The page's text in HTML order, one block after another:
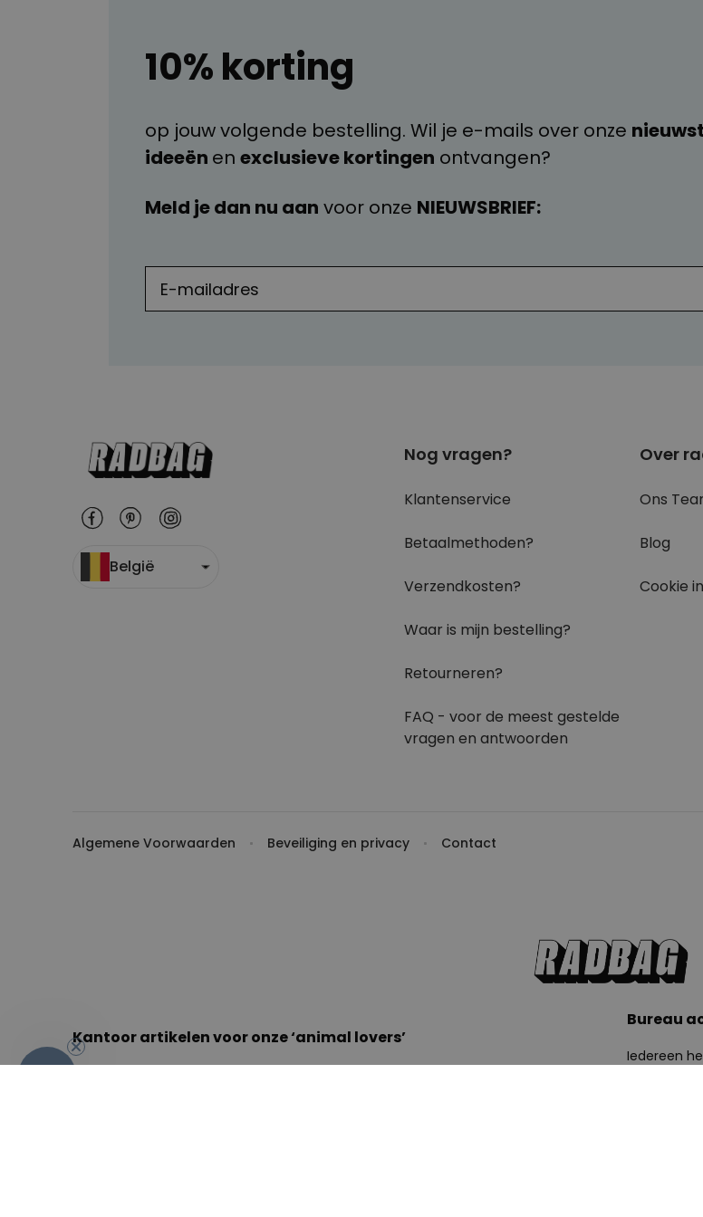
10% korting
op jouw volgende bestelling. Wil je e-mails over onze
ideeën en exclusieve kortingen ontvangen?
Meld je dan nu aan voor onze NIEUWSBRIEF:
België
Nog vragen?
Klantenservice
Betaalmethoden?
Verzendkosten?
Waar is mijn bestelling?
Retourneren?
FAQ - voor de meest gestelde
vragen en antwoorden
Over
Ons
Blog
Cookie
Algemene Voorwaarden Beveiliging en privacy Contact
Kantoor artikelen voor onze ‘animal lovers’
Bureau
Iedereen